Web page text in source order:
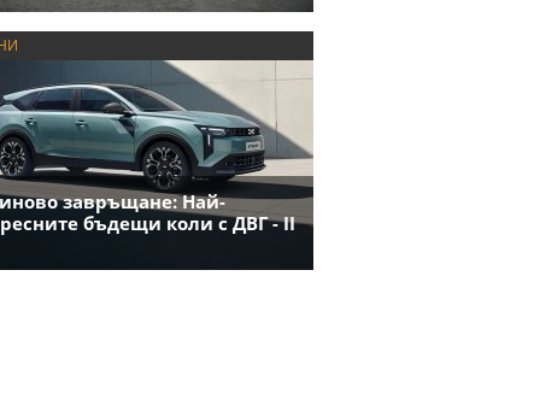
завръщане: Най-
бъдещи коли с ДВГ - II